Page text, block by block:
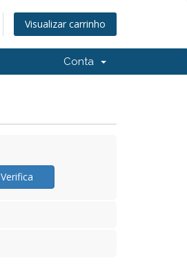
Visualizar carrinho
Conta
Verifica